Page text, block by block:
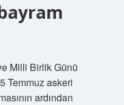
Milli Birlik Günü
Temmuz askeri
ardından